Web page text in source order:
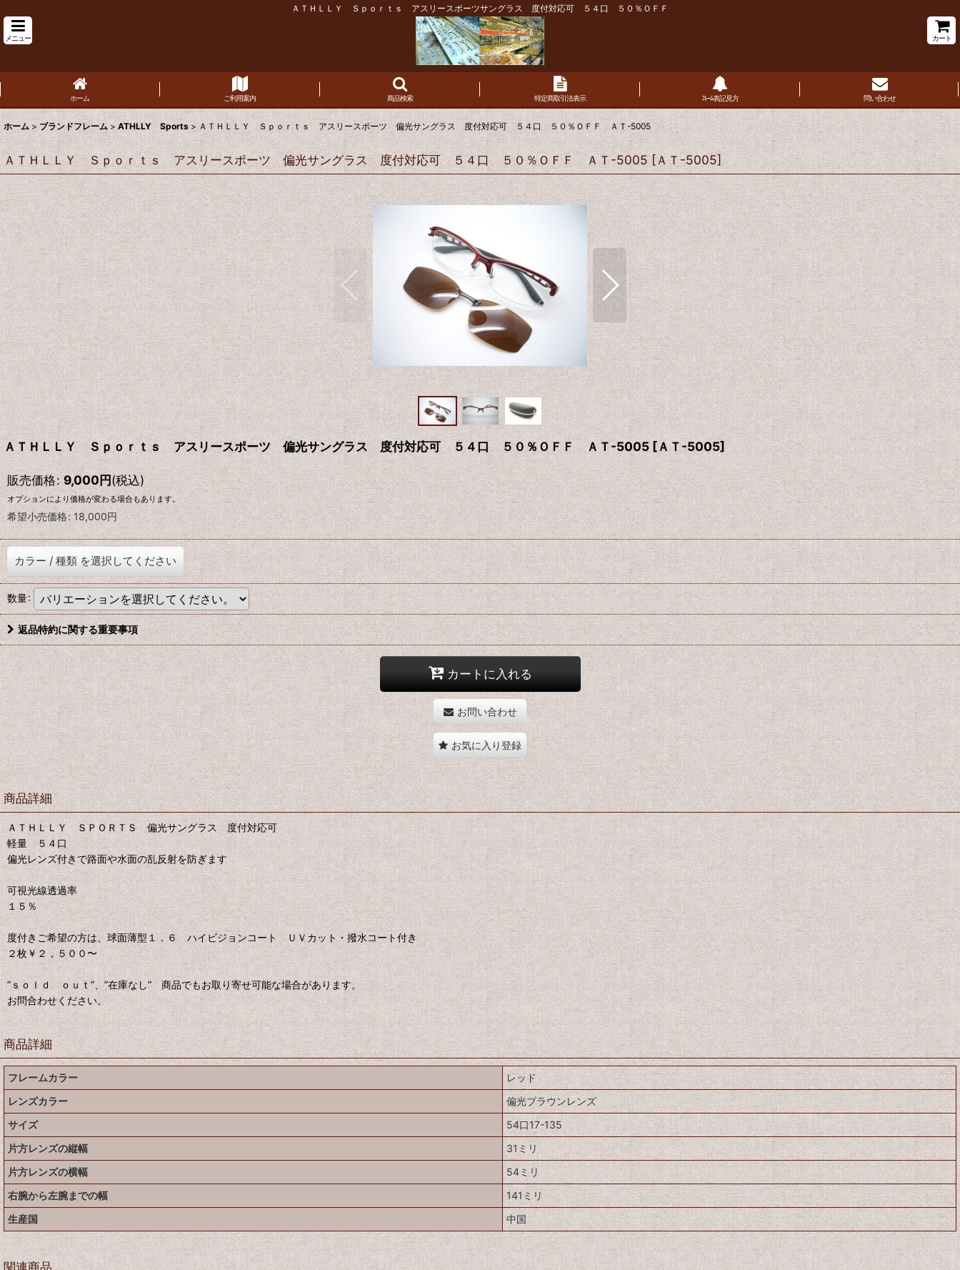
ＡＴＨＬＬＹ Ｓｐｏｒｔｓ アスリースポーツサングラス 度付対応可 ５４口 ５０％ＯＦＦ
メニュー カート
ホーム ご利用案内 商品検索 特定商取引法表示 ﾌﾚｰﾑ表記見方 問い合わせ
ホーム > ブランドフレーム > ATHLLY Sports > ＡＴＨＬＬＹ Ｓｐｏｒｔｓ アスリースポーツ 偏光サングラス 度付対応可 ５４口 ５０％ＯＦＦ ＡＴ-5005
ＡＴＨＬＬＹ Ｓｐｏｒｔｓ アスリースポーツ 偏光サングラス 度付対応可 ５４口 ５０％ＯＦＦ ＡＴ-5005 [ＡＴ-5005]
ＡＴＨＬＬＹ Ｓｐｏｒｔｓ アスリースポーツ 偏光サングラス 度付対応可 ５４口 ５０％ＯＦＦ ＡＴ-5005 [ＡＴ-5005]
販売価格: 9,000円(税込)
オプションにより価格が変わる場合もあります。
希望小売価格: 18,000円
カラー / 種類 を選択してください
数量:
返品特約に関する重要事項
カートに入れる
お問い合わせ
お気に入り登録
商品詳細
ＡＴＨＬＬＹ ＳＰＯＲＴＳ 偏光サングラス 度付対応可
軽量 ５４口
偏光レンズ付きで路面や水面の乱反射を防ぎます
可視光線透過率
１５％
度付きご希望の方は、球面薄型１．６ ハイビジョンコート ＵＶカット・撥水コート付き
２枚￥２，５００〜
”ｓｏｌｄ ｏｕｔ”、”在庫なし” 商品でもお取り寄せ可能な場合があります。
お問合わせください。
商品詳細
フレームカラー
レッド
レンズカラー
偏光ブラウンレンズ
サイズ
54口17-135
片方レンズの縦幅
31ミリ
片方レンズの横幅
54ミリ
右腕から左腕までの幅
141ミリ
生産国
中国
関連商品